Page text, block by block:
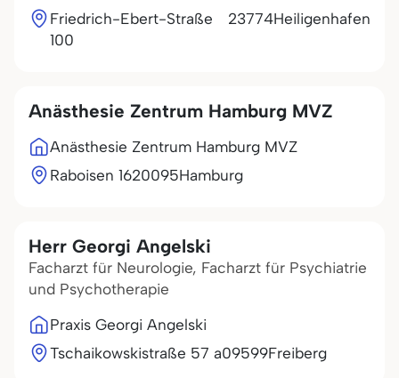
Friedrich-Ebert-Straße
100
23774Heiligenhafen
Anästhesie Zentrum Hamburg MVZ
Anästhesie Zentrum Hamburg MVZ
Raboisen 1620095Hamburg
Herr Georgi Angelski
Facharzt für Neurologie, Facharzt für Psychiatrie
und Psychotherapie
Praxis Georgi Angelski
Tschaikowskistraße 57 a09599Freiberg